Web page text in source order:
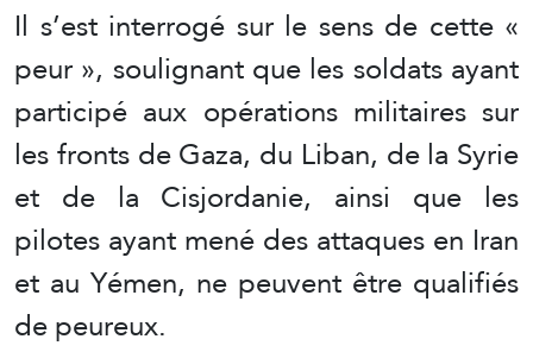
Il s’est interrogé sur le sens de cette «
peur », soulignant que les soldats ayant
participé aux opérations militaires sur
les fronts de Gaza, du Liban, de la Syrie
et de la Cisjordanie, ainsi que les
pilotes ayant mené des attaques en Iran
et au Yémen, ne peuvent être qualifiés
de peureux.